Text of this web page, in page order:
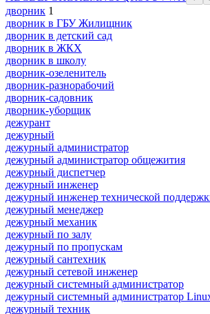
дворник 1
дворник в ГБУ Жилищник
дворник в детский сад
дворник в ЖКХ
дворник в школу
дворник-озеленитель
дворник-разнорабочий
дворник-садовник
дворник-уборщик
дежурант
дежурный
дежурный администратор
дежурный администратор общежития
дежурный диспетчер
дежурный инженер
дежурный инженер технической
дежурный менеджер
дежурный механик
дежурный по залу
дежурный по пропускам
дежурный сантехник
дежурный сетевой инженер
дежурный системный администратор
дежурный системный администратор
дежурный техник